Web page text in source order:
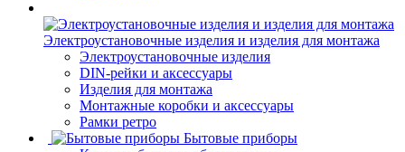
Электроустановочные изделия и изделия для монтажа
Электроустановочные изделия
DIN-рейки и аксессуары
Изделия для монтажа
Монтажные коробки и аксессуары
Рамки ретро
Бытовые приборы